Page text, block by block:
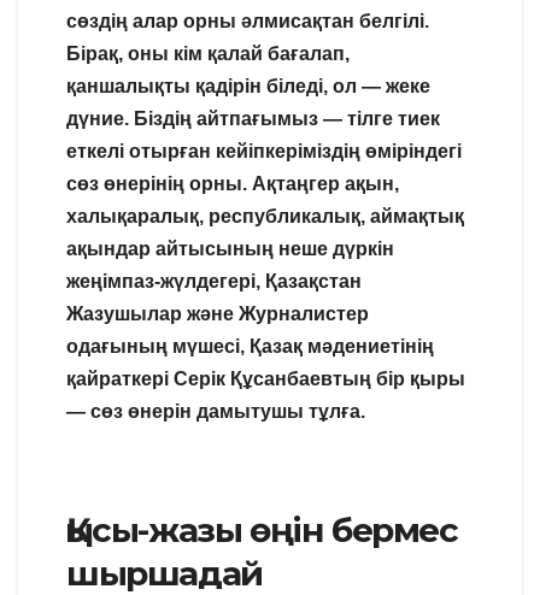
сөздің алар орны әлмисақтан белгілі.
Бірақ, оны кім қалай бағалап,
қаншалықты қадірін біледі, ол — жеке
дүние. Біздің айтпағымыз — тілге тиек
еткелі отырған кейіпкеріміздің өміріндегі
сөз өнерінің орны. Ақтаңгер ақын,
халықаралық, республикалық, аймақтық
ақындар айтысының неше дүркін
жеңімпаз-жүлдегері, Қазақстан
Жазушылар және Журналистер
одағының мүшесі, Қазақ мәдениетінің
қайраткері Серік Құсанбаевтың бір қыры
— сөз өнерін дамытушы тұлға.
Қысы-жазы өңін бермес
шыршадай